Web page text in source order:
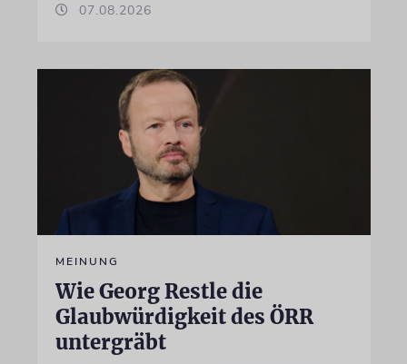
07.08.2026
MEINUNG
Wie Georg Restle die
Glaubwürdigkeit des ÖRR
untergräbt